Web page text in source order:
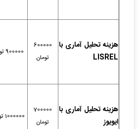
هزینه تحلیل آماری با
LISREL
600000
تومان
900000 تومان
هزینه تحلیل آماری با
ایویوز
700000
تومان
1000000 تومان